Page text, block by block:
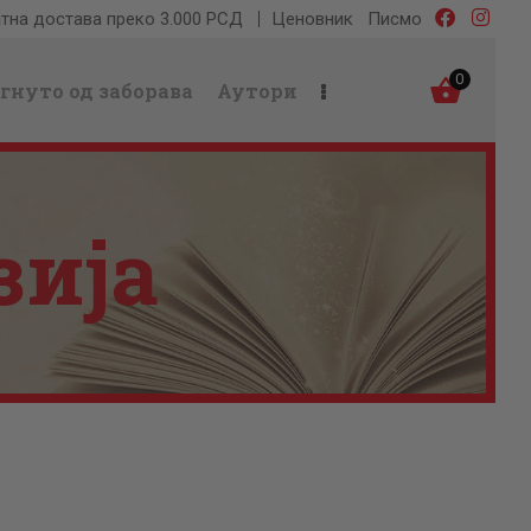
достава преко 3.000 РСД Ценовник Писмо
од заборава Аутори 0